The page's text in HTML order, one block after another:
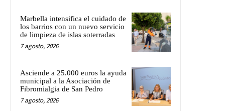
Marbella intensifica el cuidado de
los barrios con un nuevo servicio
de limpieza de islas soterradas
7 agosto, 2026
Asciende a 25.000 euros la ayuda
municipal a la Asociación de
Fibromialgia de San Pedro
7 agosto, 2026